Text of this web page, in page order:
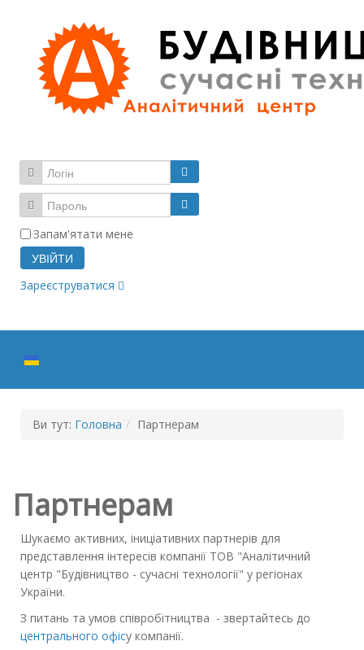
Запам'ятати мене
УВІЙТИ
Зареєструватися
Ви тут: Головна / Партнерам
Партнерам
Шукаємо активних, іниціативних партнерів для
представлення інтересів компанії ТОВ "Аналітичний
центр "Будівництво - сучасні технології" у регіонах
України.
З питань та умов співробітництва - звертайтесь до
центрального офісу компанії.